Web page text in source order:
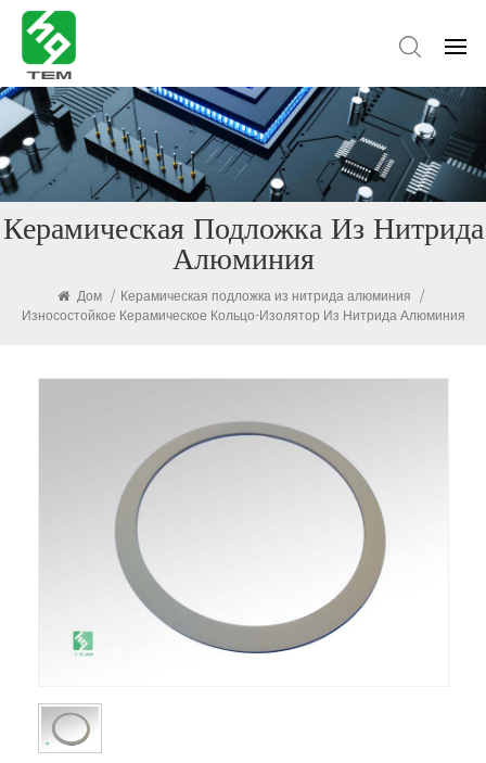
Керамическая Подложка Из Нитрида
Алюминия
Дом / Керамическая подложка из нитрида алюминия
/
Износостойкое Керамическое Кольцо-Изолятор Из Нитрида Алюминия